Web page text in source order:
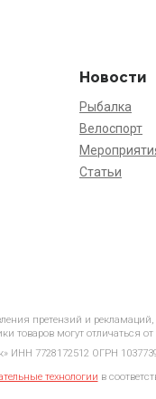
Новости
Рыбалка
Велоспорт
Статьи
претензий и
товаров могут отличаться
ИНН 7728172512 ОГРН
технологии в